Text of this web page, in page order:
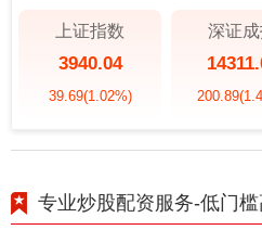
上证指数
3940.04
39.69(1.02%)
深证
200.89
专业炒股配资服务-低门